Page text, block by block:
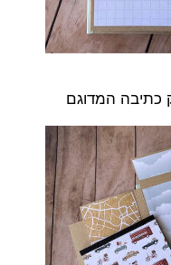
כתיבה המדוגם